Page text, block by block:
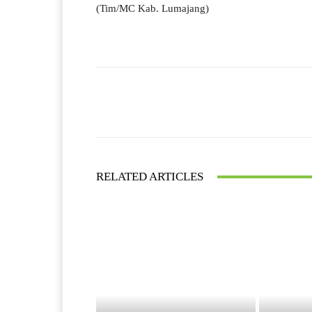
(Tim/MC Kab. Lumajang)
RELATED ARTICLES